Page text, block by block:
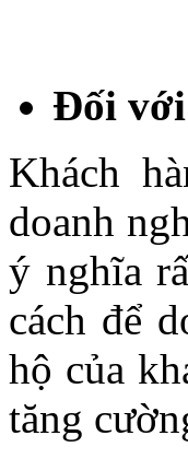
Đối
Khách
doanh
ý nghĩa
cách để
hộ của
tăng